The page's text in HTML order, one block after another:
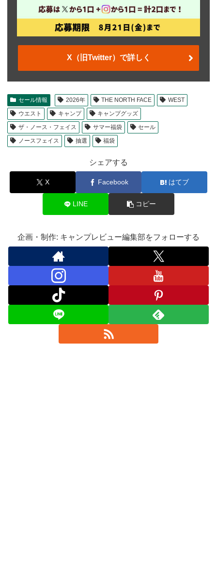
X（旧Twitter）で詳しく
セール情報 2026年 THE NORTH FACE
WEST
ウエスト
キャンプ
キャンプグッズ
ザ・ノース・フェイス
サマー福袋
セール
ノースフェイス
抽選 福袋
シェアする
X Facebook はてブ
LINE コピー
企画・制作: キャンプレビュー編集部をフォローする